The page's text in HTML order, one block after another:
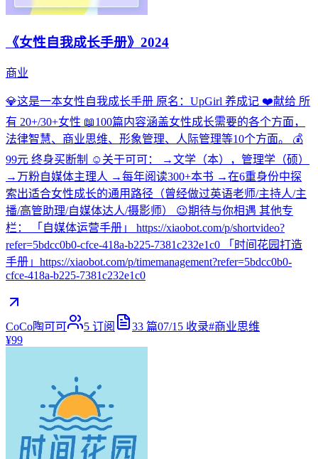
《女性自我成长手册》2024
商业
💎这是一本女性自我成长手册 原名：UpGirl 养成记 ❤️献给 所
有 20+/30+女性 📖100篇内容涵盖女性成长需要的各个方面，
法律智慧、商业思维、形象管理、人际管理等10个方面。 💰
99元 终身买断制 ☺️关于可可： →文学（本），管理学（硕）
→万粉自媒体主理人 →每年阅读300+本书 →在6重身份中探
索出适合女性成长的通用路径（曾经做过英语老师/主持人/主
播/高管助理/自媒体达人/摄影师） 😉期待与你相遇 其他专
栏： 「自媒体运营手册」 https://xiaobot.com/p/shortvideo?
refer=5bdcc0b0-cfce-418a-b225-7381c232e1c0 「时间花园打造
手册」https://xiaobot.com/p/timemanagement?refer=5bdcc0b0-
cfce-418a-b225-7381c232e1c0
CoCo陶可可 5 订阅 33 篇07/15 收录#商业思维
¥99